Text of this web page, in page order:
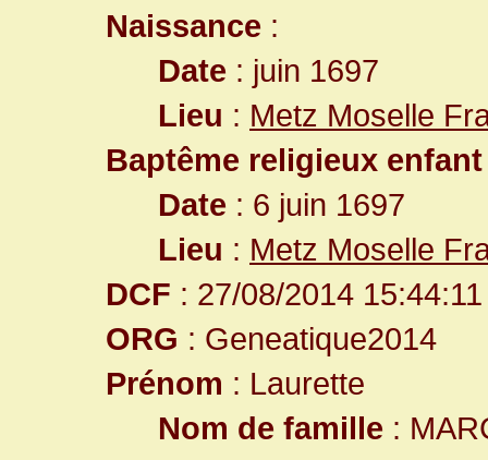
Naissance :
Date : juin 1697
Lieu : Metz Moselle
Baptême religieux enfant
Date : 6 juin 1697
Lieu : Metz Moselle
DCF : 27/08/2014 15:44:11
ORG : Geneatique2014
Prénom : Laurette
Nom de famille :